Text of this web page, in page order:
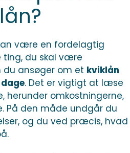
være en fordelagtig
ting, du skal være
ansøger om et kviklån
. Det er vigtigt at læse
herunder omkostningerne,
På den måde undgår du
og du ved præcis, hvad